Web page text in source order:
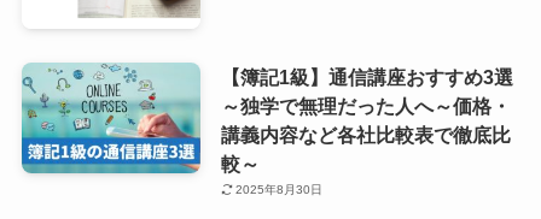
【簿記1級】通信講座おすすめ3選
～独学で無理だった人へ～価格・
講義内容など各社比較表で徹底比
較～
2025年8月30日